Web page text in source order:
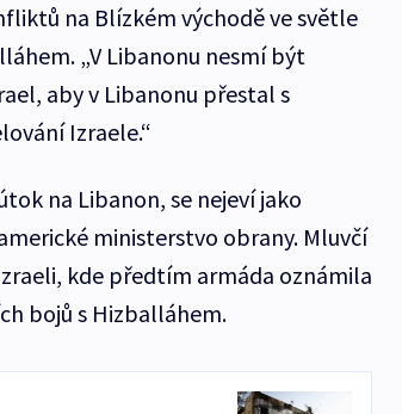
na Blízkém východě ve světle
„V Libanonu nesmí být
aby v Libanonu přestal s
Izraele.“
na Libanon, se nejeví jako
ministerstvo obrany. Mluvčí
kde předtím armáda oznámila
bojů s Hizballáhem.